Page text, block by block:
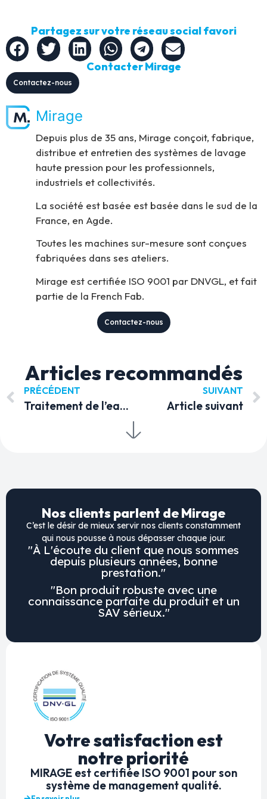
Partagez sur votre réseau social favori
Contacter Mirage
Contactez-nous
Mirage
Depuis plus de 35 ans, Mirage conçoit, fabrique,
distribue et entretien des systèmes de lavage
haute pression pour les professionnels,
industriels et collectivités.
La société est basée est basée dans le sud de la
France, en Agde.
Toutes les machines sur-mesure sont conçues
fabriquées dans ses ateliers.
Mirage est certifiée ISO 9001 par DNVGL, et fait
partie de la French Fab.
Contactez-nous
Articles recommandés
PRÉCÉDENT
Traitement de l’eau à Pollutec : focus sur les pompes haute pression de nouvelle génération
SUIVANT
Article suivant
Nos clients parlent de Mirage
C’est le désir de mieux servir nos clients constamment
qui nous pousse à nous dépasser chaque jour.
"À L'écoute du client que nous sommes
depuis plusieurs années, bonne
prestation."
"Bon produit robuste avec une
connaissance parfaite du produit et un
SAV sérieux."
Votre satisfaction est
notre priorité
MIRAGE est certifiée ISO 9001 pour son
système de management qualité.